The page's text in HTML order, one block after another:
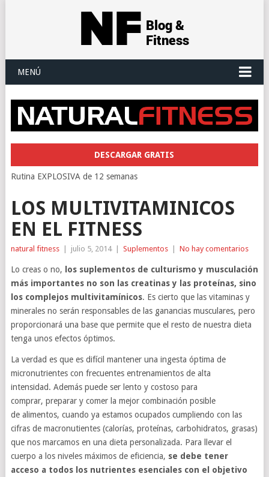
MENÚ
DESCARGAR GRATIS
Rutina EXPLOSIVA de 12 semanas
LOS MULTIVITAMINICOS
EN EL FITNESS
natural fitness julio 5, 2014 Suplementos No hay comentarios
Lo creas o no,
los suplementos de culturismo y musculación
más importantes no son las creatinas y las proteínas, sino
los complejos multivitamínicos. Es cierto que las vitaminas y
minerales no serán responsables de las ganancias musculares, pero
proporcionará una base que permite que el resto de nuestra dieta
tenga unos efectos óptimos.
La verdad es que es difícil mantener una ingesta óptima de
micronutrientes con frecuentes entrenamientos de alta
intensidad. Además puede ser lento y costoso para
comprar, preparar y comer la mejor combinación posible
de alimentos, cuando ya estamos ocupados cumpliendo con las
cifras de macronutientes (calorías, proteínas, carbohidratos, grasas)
que nos marcamos en una dieta personalizada. Para llevar el
cuerpo a los niveles máximos de eficiencia, se debe tener
acceso a todos los nutrientes esenciales con el objetivo